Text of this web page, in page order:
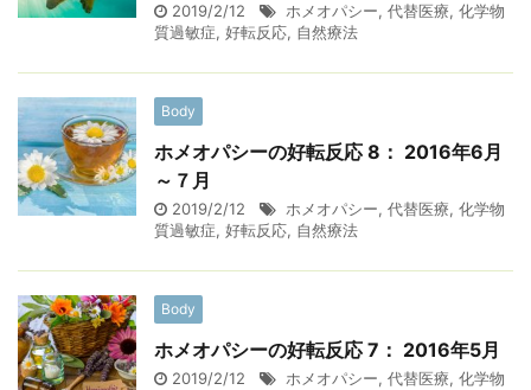
2019/2/12 ホメオパシー, 代替医療, 化学物
質過敏症, 好転反応, 自然療法
Body
ホメオパシーの好転反応 8： 2016年6月
～７月
2019/2/12 ホメオパシー, 代替医療, 化学物
質過敏症, 好転反応, 自然療法
Body
ホメオパシーの好転反応 7： 2016年5月
2019/2/12 ホメオパシー, 代替医療, 化学物